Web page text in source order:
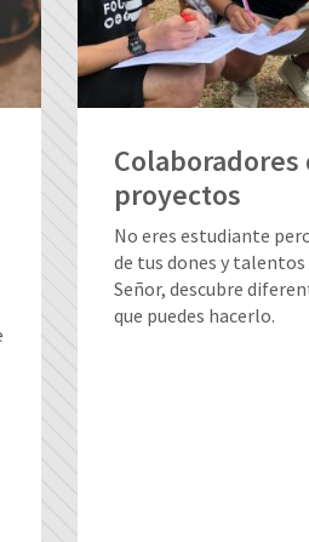
Colaboradores
proyectos
No eres estudiante
de tus dones y
Señor, descubre
que puedes hacerlo.